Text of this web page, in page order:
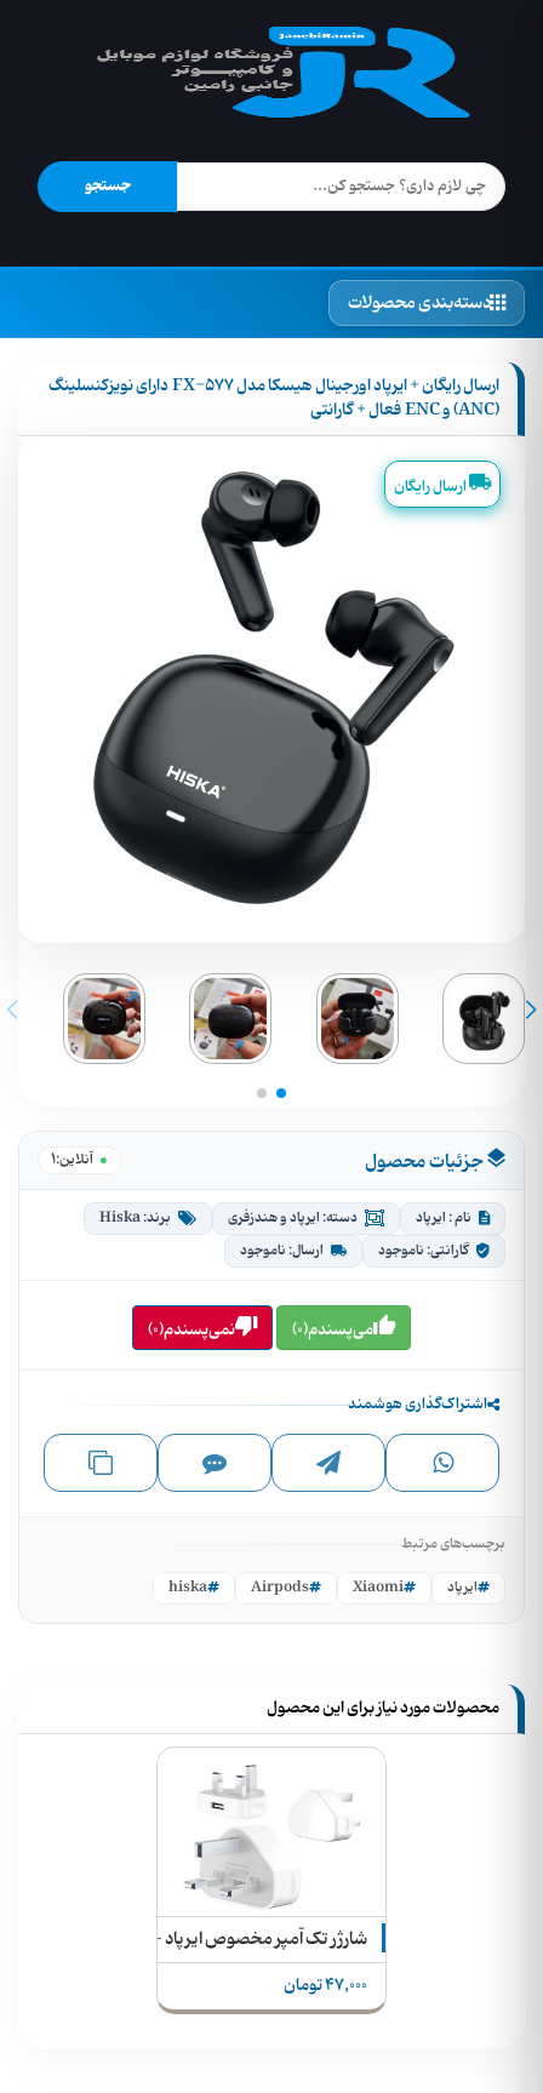
جستجو
دسته‌بندی محصولات
ارسال رایگان + ایرپاد اورجینال هیسکا مدل FX-577 دارای نویزکنسلینگ
(ANC) و ENC فعال + گارانتی
ارسال رایگان
جزئیات محصول ● آنلاین:1
نام : ایرپاد دسته: ایرپاد و هندزفری
برند: Hiska
گارانتی: ناموجود
ارسال: ناموجود
می‌پسندم(0) نمی‌پسندم(0)
اشتراک‌گذاری هوشمند
برچسب‌های مرتبط
ایرپاد
Xiaomi
Airpods
hiska
محصولات مورد نیاز برای این محصول
47,000 تومان